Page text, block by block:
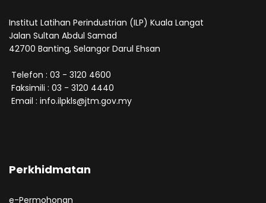
Institut Latihan Perindustrian (ILP) Kuala Langat
Jalan Sultan Abdul Samad
42700 Banting, Selangor Darul Ehsan
Telefon : 03 - 3120 4600
Faksimili : 03 - 3120 4440
Email : info.ilpkls@jtm.gov.my
Perkhidmatan
e-Permohonan